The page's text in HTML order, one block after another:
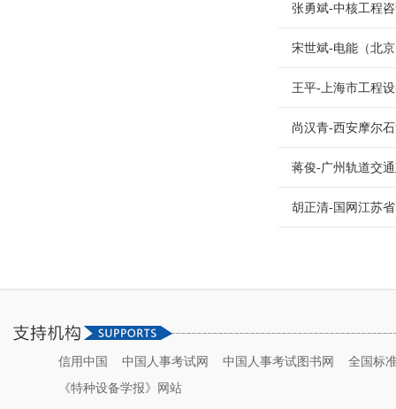
张勇斌-中核工程
宋世斌-电能（北
王平-上海市工程
尚汉青-西安摩尔
蒋俊-广州轨道交
胡正清-国网江苏
信用中国 中国人事考试网 中国人事考试图书网
全国标
《特种设备学报》网站